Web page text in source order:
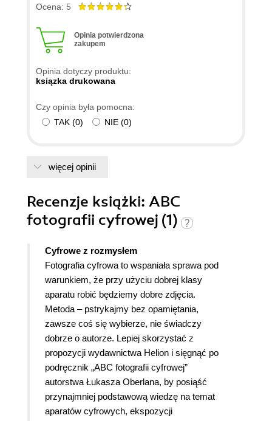
ponadto sporą dawkę świetnie "wyłożonej" wiedzy
edycji gotowego już materiału. Dodatkowe atuty
książki (możliwość darmowego "pobrania" z
przedstawionymi w książce w postaci czarno-
czynią z niej bardzo dobrą pozycję dla fotografów
początkujących i nie tylko. Po przestudiowaniu
praktycznych proponowanych przez autora,
fotografii cyfrowej" Ł.Oberlana to książka do której
często się powraca. Oby więcej takich pozycji.
Ocena: 5
Opinia potwierdzona
zakupem
Opinia dotyczy produktu:
ksiązka drukowana
Czy opinia była pomocna:
TAK (0) NIE (0)
więcej opinii
Recenzje książki: ABC
fotografii cyfrowej (1)
Cyfrowe z rozmysłem
Fotografia cyfrowa to wspaniała sprawa pod
warunkiem, że przy użyciu dobrej klasy
aparatu robić będziemy dobre zdjęcia.
Metoda – pstrykajmy bez opamiętania,
zawsze coś się wybierze, nie świadczy
dobrze o autorze. Lepiej skorzystać z
propozycji wydawnictwa Helion i sięgnąć po
podręcznik „ABC fotografii cyfrowej”
autorstwa Łukasza Oberlana, by posiąść
przynajmniej podstawową wiedzę na temat
aparatów cyfrowych, ekspozycji